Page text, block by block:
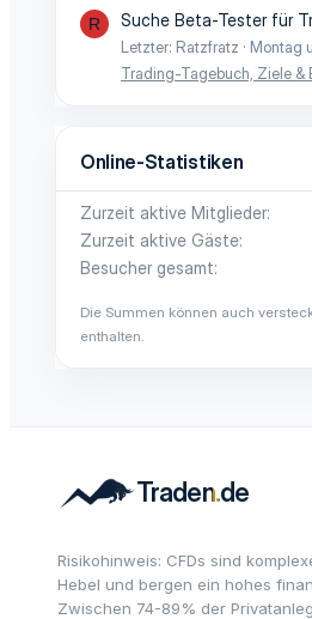
R Suche Beta-Tester für
Letzter: Ratzfratz
Montag
Trading-Tagebuch, Ziele &
Online-Statistiken
Zurzeit aktive Mitglieder
Zurzeit aktive Gäste
Besucher gesamt
Die Summen können auch
enthalten.
Risikohinweis: CFDs sind
Hebel und bergen ein hohes
Zwischen 74-89% der